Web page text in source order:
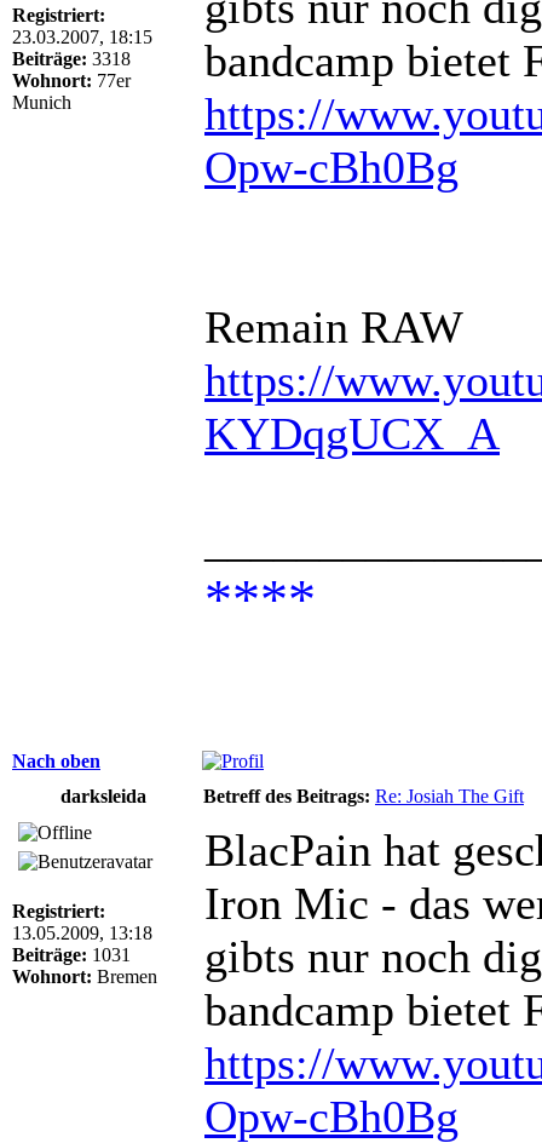
Registriert:
23.03.2007, 18:15
Beiträge: 3318
Wohnort: 77er
Munich
bandcamp bietet
https://
Opw-cBh0Bg
Remain RAW
https://
KYDqgUCX_A
****
Nach oben
darksleida
Betreff des Beitrags: Re: Josiah The Gift
Registriert:
13.05.2009, 13:18
Beiträge: 1031
Wohnort: Bremen
BlacPain hat
Iron Mic - das
gibts nur noch
bandcamp bietet
https://
Opw-cBh0Bg